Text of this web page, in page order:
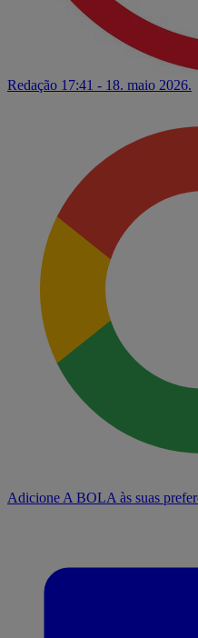
Redação 17:41 - 18. maio 2026.
Adicione A BOLA às suas